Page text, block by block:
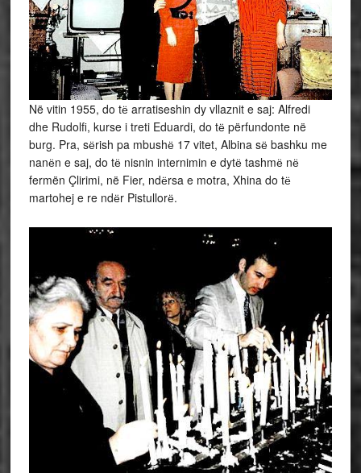
Në vitin 1955, do tё arratiseshin dy vllaznit e saj: Alfredi
dhe Rudolfi, kurse i treti Eduardi, do tё përfundonte në
burg. Pra, sёrish pa mbushё 17 vitet, Albina sё bashku me
nanёn e saj, do tё nisnin internimin e dytё tashmё nё
fermën Çlirimi, në Fier, ndёrsa e motra, Xhina do tё
martohej e re ndёr Pistullorё.